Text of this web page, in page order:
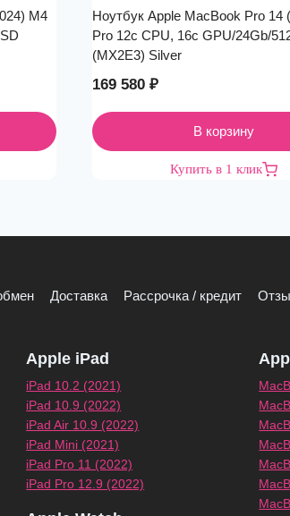
M4
Ноутбук Apple MacBook Pro 14
Pro 12c CPU, 16c GPU/24Gb/
(MX2E3) Silver
169 580 ₽
В корзину
Купить в 1 клик
Доставка Рассрочка / кредит
Apple iPad
iPad 10.2 (2021)
iPad 10.9 (2022)
iPad Air 10.9 (2022)
iPad Mini (2021)
iPad Pro 11 (2022)
iPad Pro 12.9 (2022)